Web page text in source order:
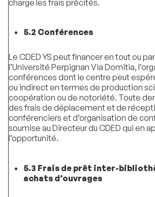
charge les frais précités.
5.2 Conférences
Le CDED YS peut financer en tout ou
l’Université Perpignan Via Domitia,
conférences dont le centre peut
ou indirect en termes de production
coopération ou de notoriété. Toute
des frais de déplacement et de
conférenciers et d’organisation de
soumise au Directeur du CDED qui en
l’opportunité.
5.3 Frais de prêt inter-
achats d’ouvrages